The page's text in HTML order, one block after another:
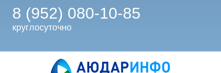
8 (952) 080-10-85
круглосуточно